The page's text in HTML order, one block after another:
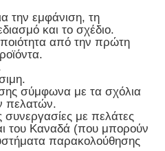
την εμφάνιση, τη
και το σχέδιο.
από την πρώτη
σύμφωνα με τα σχόλια
πελατών.
με πελάτες
του Καναδά (που μπορούν
παρακολούθησης